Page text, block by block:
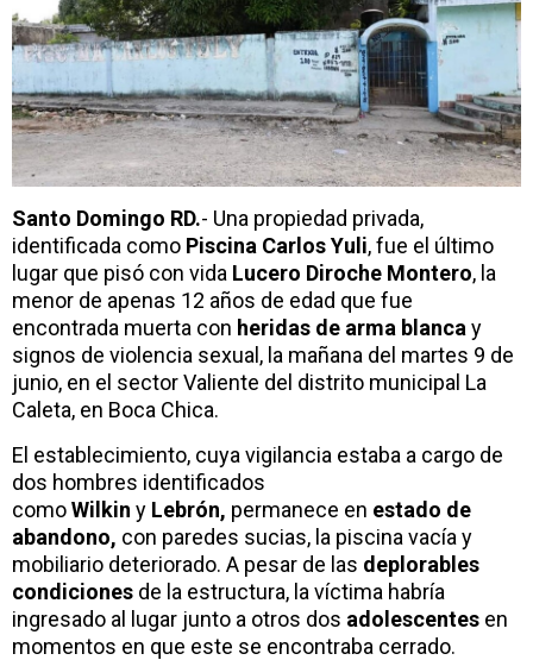
Santo Domingo RD.- Una propiedad privada,
identificada como Piscina Carlos Yuli, fue el último
lugar que pisó con vida Lucero Diroche Montero, la
menor de apenas 12 años de edad que fue
encontrada muerta con heridas de arma blanca y
signos de violencia sexual, la mañana del martes 9 de
junio, en el sector Valiente del distrito municipal La
Caleta, en Boca Chica.
El establecimiento, cuya vigilancia estaba a cargo de
dos hombres identificados
comoWilkin y Lebrón, permanece en estado de
abandono, con paredes sucias, la piscina vacía y
mobiliario deteriorado. A pesar de las deplorables
condiciones de la estructura, la víctima habría
ingresado al lugar junto a otros dos adolescentes en
momentos en que este se encontraba cerrado.